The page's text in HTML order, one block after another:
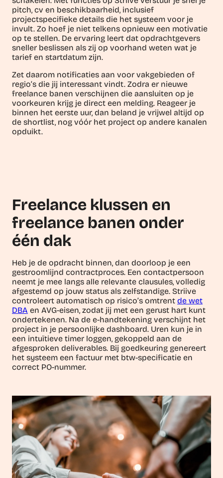
pitch, cv en beschikbaarheid, inclusief
projectspecifieke details die het systeem voor je
invult. Zo hoef je niet telkens opnieuw een motivatie
op te stellen. De ervaring leert dat opdrachtgevers
sneller beslissen als zij op voorhand weten wat je
tarief en startdatum zijn.
Zet daarom notificaties aan voor vakgebieden of
regio’s die jij interessant vindt. Zodra er nieuwe
freelance banen verschijnen die aansluiten op je
voorkeuren krijg je direct een melding. Reageer je
binnen het eerste uur, dan beland je vrijwel altijd op
de shortlist, nog vóór het project op andere kanalen
opduikt.
Freelance klussen en
freelance banen onder
één dak
Heb je de opdracht binnen, dan doorloop je een
gestroomlijnd contractproces. Een contactpersoon
neemt je mee langs alle relevante clausules, volledig
afgestemd op jouw status als zelfstandige. Striive
controleert automatisch op risico’s omtrent de wet
DBA en AVG-eisen, zodat jij met een gerust hart kunt
ondertekenen. Na de e-handtekening verschijnt het
project in je persoonlijke dashboard. Uren kun je in
een intuïtieve timer loggen, gekoppeld aan de
afgesproken deliverables. Bij goedkeuring genereert
het systeem een factuur met btw-specificatie en
correct PO-nummer.